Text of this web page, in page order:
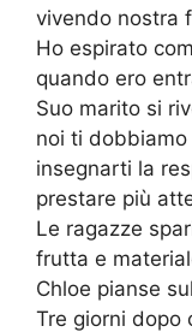
vivendo nostra
Ho espirato
quando ero
Suo marito si
noi ti
insegnarti la
prestare più
Le ragazze
frutta e
Chloe pianse
Tre giorni dopo